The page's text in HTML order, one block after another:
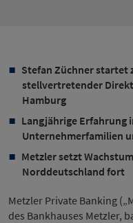
Stefan Züchner startet
stellvertretender
Hamburg
Langjährige Erfahrung
Unternehmerfamilien
Metzler setzt
Norddeutschland fort
Metzler Private Banking
des Bankhauses Metzler,